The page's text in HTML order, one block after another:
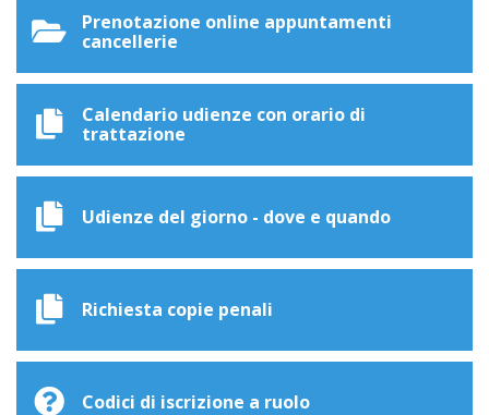
Prenotazione online appuntamenti
cancellerie
Calendario udienze con orario di
trattazione
Udienze del giorno - dove e quando
Richiesta copie penali
Codici di iscrizione a ruolo